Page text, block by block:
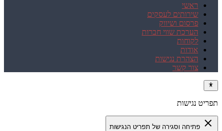
ראשי
שירותים לעסקים
פרסום ושיווק
הערכת שווי חברות
לקוחות
אודות
הצהרת נגישות
צור קשר
תפריט נגישות
close פתיחה וסגירה של תפריט הנגישות